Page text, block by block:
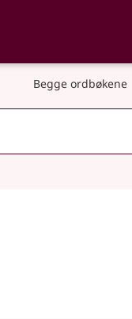
Begge ordbøkene